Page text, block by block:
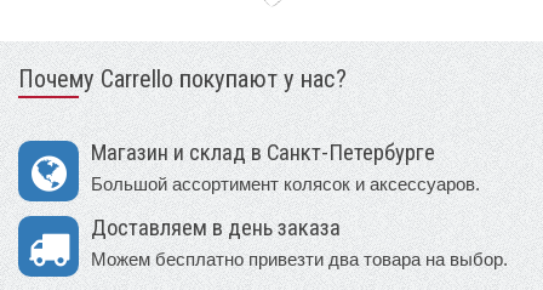
Почему Carrello покупают у нас?
Магазин и склад в Санкт-Петербурге
Большой ассортимент колясок и аксессуаров.
Доставляем в день заказа
Можем бесплатно привезти два товара на выбор.